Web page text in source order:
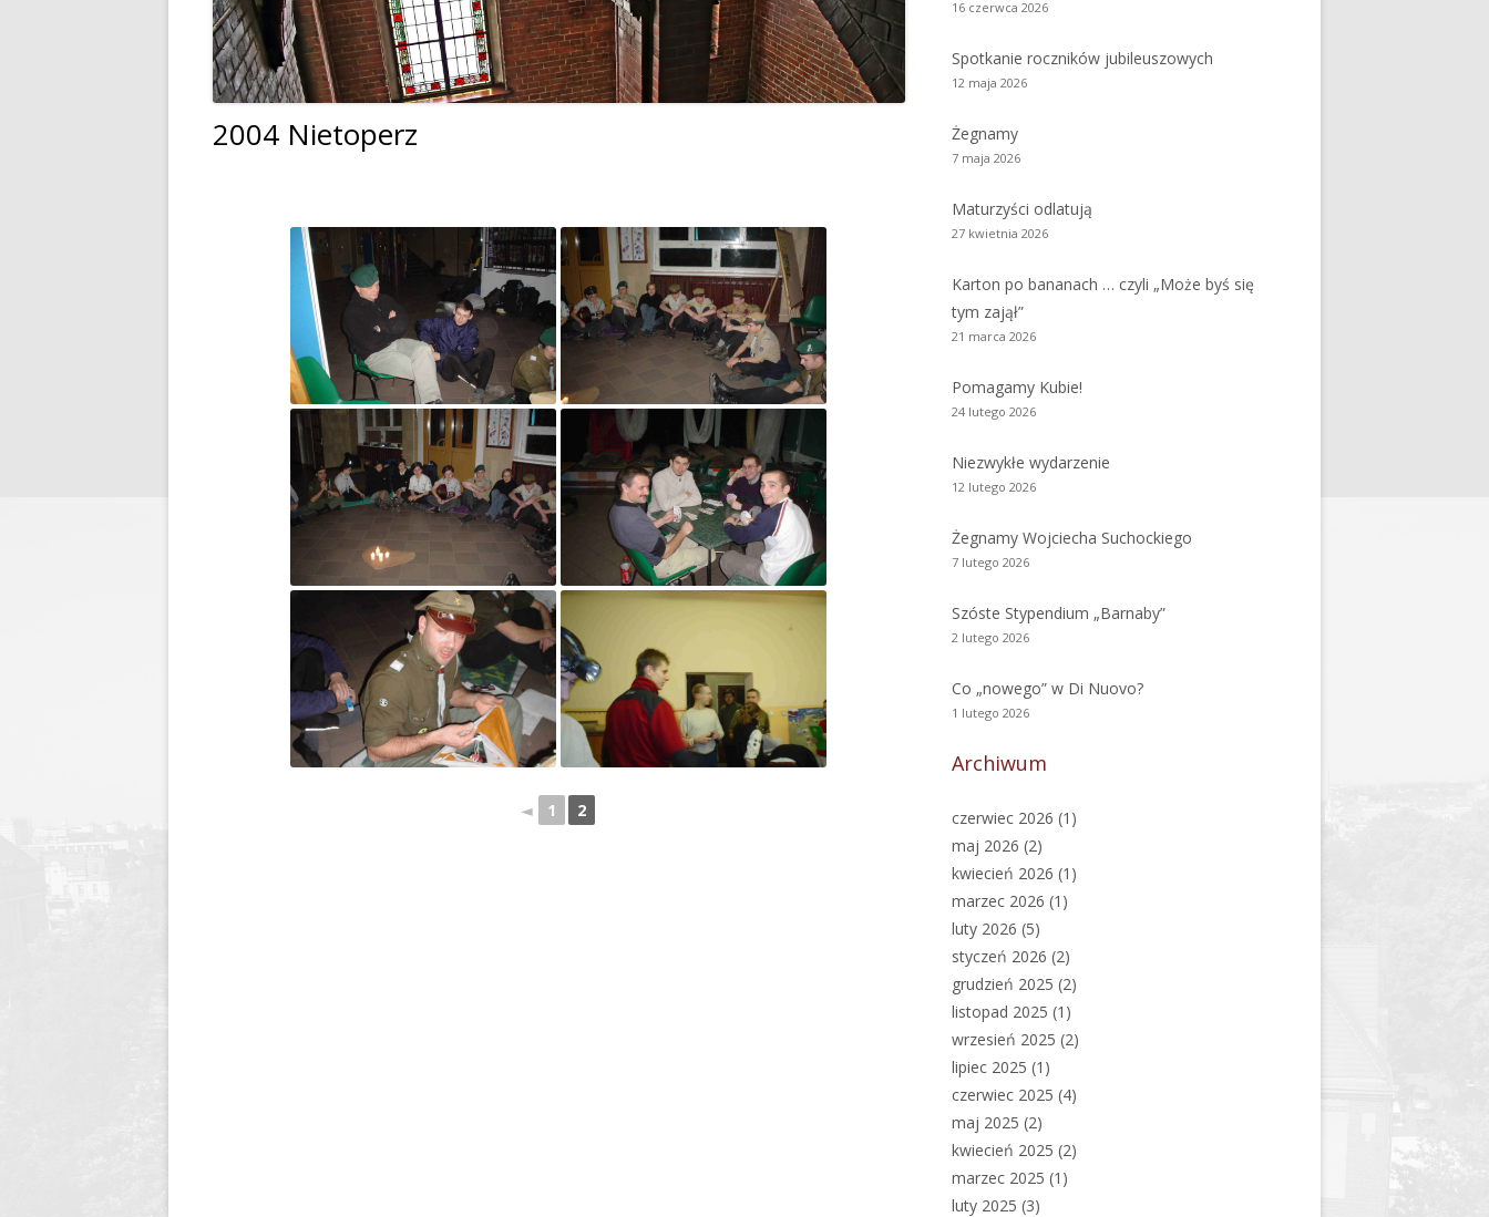
Nagrody Stowarzyszenia
Archiwum
89 lecie szkoły
90 lecie urodzin i 70 lecie matury S.A.
Borsukiewicza
85 lecie szkoły
70 lecie szkoły
60 lecie szkoły
50 lecie szkoły
Dyrektorzy i wicedyrektorzy Szkoły
Profesorowie i wychowankowie
polegli i pomordowani w latach 1939 –
Opracowania
Biblioteka absolwentów
Kalendarium 2010
Kalendarium 2008
Kalendarium 2004
Wydarzenia z lat 1993 – 2003
2004 Nietoperz
◄ 1 2
16 czerwca 2026
Spotkanie roczników jubileuszowych
12 maja 2026
Żegnamy
7 maja 2026
Maturzyści odlatują
27 kwietnia 2026
Karton po bananach … czyli „Może byś się
tym zajął”
21 marca 2026
Pomagamy Kubie!
24 lutego 2026
Niezwykłe wydarzenie
12 lutego 2026
Żegnamy Wojciecha Suchockiego
7 lutego 2026
Szóste Stypendium „Barnaby”
2 lutego 2026
Co „nowego” w Di Nuovo?
1 lutego 2026
Archiwum
czerwiec 2026 (1)
maj 2026 (2)
kwiecień 2026 (1)
marzec 2026 (1)
luty 2026 (5)
styczeń 2026 (2)
grudzień 2025 (2)
listopad 2025 (1)
wrzesień 2025 (2)
lipiec 2025 (1)
czerwiec 2025 (4)
maj 2025 (2)
kwiecień 2025 (2)
marzec 2025 (1)
luty 2025 (3)